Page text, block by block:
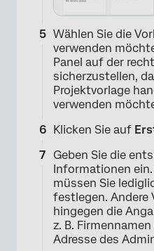
Wählen Sie die
verwenden
Panel auf der
sicherzustellen,
Projektvorlage
verwenden
Klicken Sie auf
Geben Sie die
Informationen ein.
müssen Sie
festlegen. Andere
hingegen die
z. B.
Adresse des